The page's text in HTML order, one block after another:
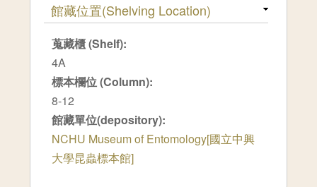
隱藏
館藏位置(Shelving Location)
蒐藏櫃 (Shelf):
4A
標本欄位 (Column):
8-12
館藏單位(depository):
NCHU Museum of Entomology[國立中興
大學昆蟲標本館]